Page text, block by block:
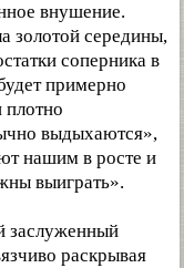
внушение.
золотой середины,
соперника в
примерно
выдыхаются»,
нашим в росте и
выиграть».
заслуженный
раскрывая